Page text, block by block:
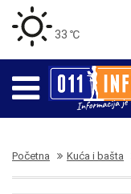
33 ℃
Početna Kuća i bašta